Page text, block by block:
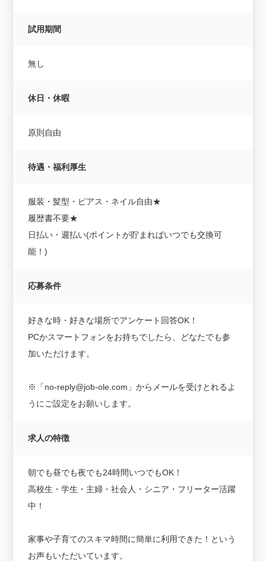
試用期間
無し
休日・休暇
原則自由
待遇・福利厚生
服装・髪型・ピアス・ネイル自由★
履歴書不要★
日払い・週払い(ポイントが貯まればいつでも交換可
能！)
応募条件
好きな時・好きな場所でアンケート回答OK！
PCかスマートフォンをお持ちでしたら、どなたでも参
加いただけます。
※「no-reply@job-ole.com」からメールを受けとれるよ
うにご設定をお願いします。
求人の特徴
朝でも昼でも夜でも24時間いつでもOK！
高校生・学生・主婦・社会人・シニア・フリーター活躍
中！
家事や子育てのスキマ時間に簡単に利用できた！という
お声もいただいています。